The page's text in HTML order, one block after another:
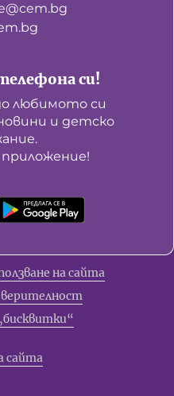
си!
любимото си
и детско
приложение!
на сайта
сайта